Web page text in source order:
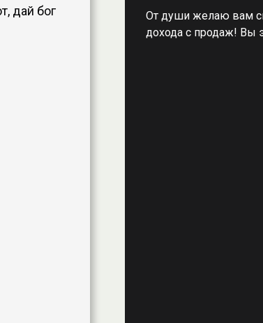
дай бог
От души желаю вам
дохода с продаж! Вы